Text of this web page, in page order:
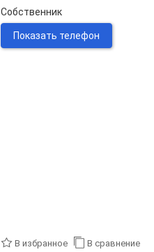
Собственник
Показать телефон
В избранное В сравнение